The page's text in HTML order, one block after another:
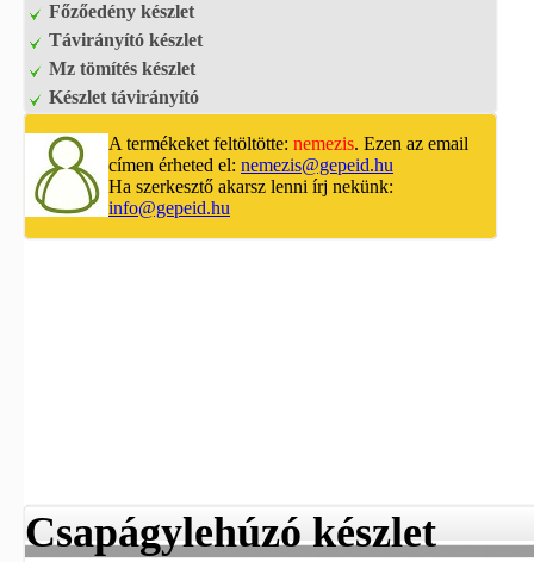
Főzőedény készlet
Távirányító készlet
Mz tömítés készlet
Készlet távirányító
A termékeket feltöltötte: nemezis. Ezen az email
címen érheted el: nemezis@gepeid.hu
Ha szerkesztő akarsz lenni írj nekünk:
info@gepeid.hu
Csapágylehúzó készlet